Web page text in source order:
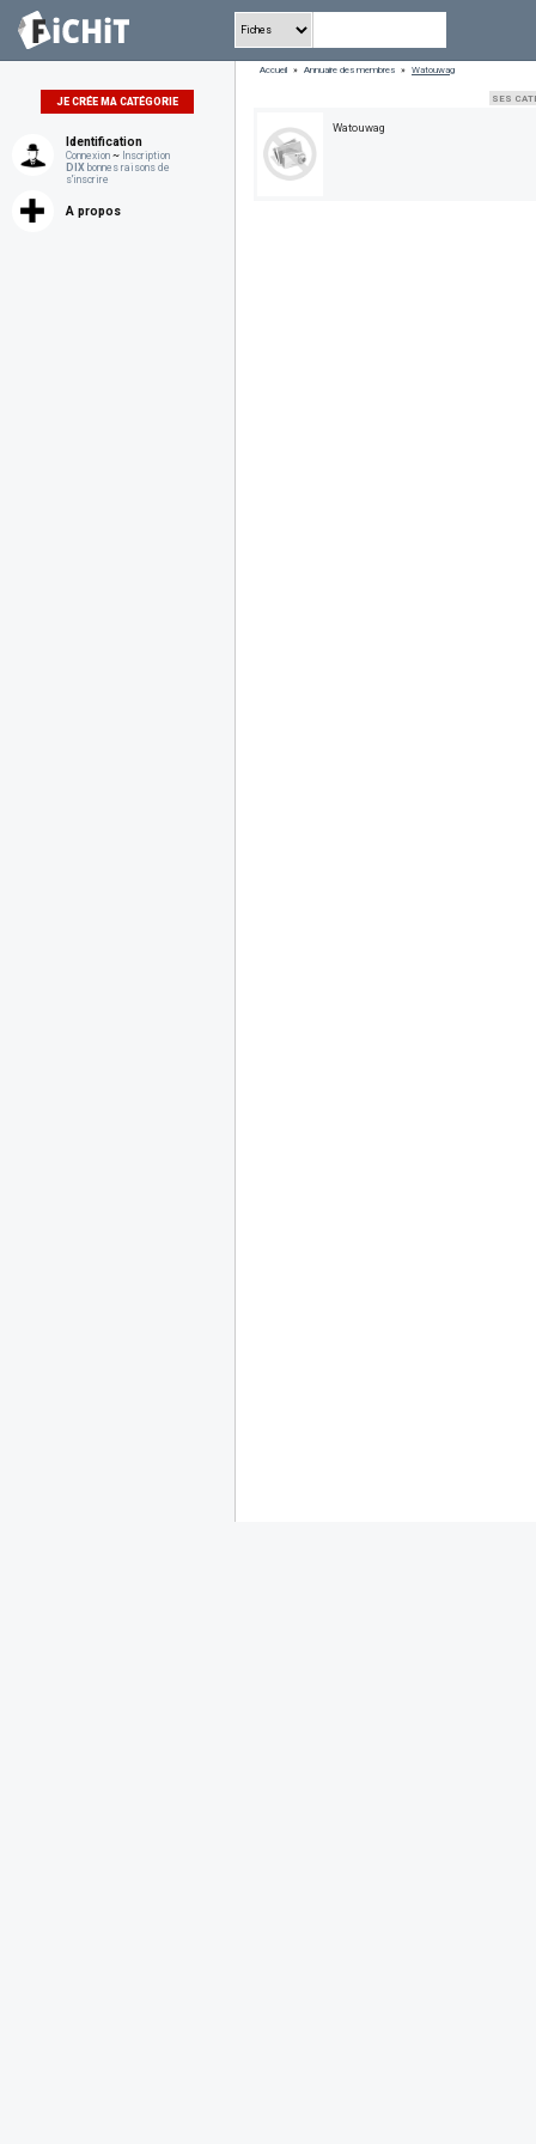
JE CRÉE MA CATÉGORIE
Identification
Connexion ~ Inscription
DIX bonnes raisons de
s'inscrire
A propos
Accueil » Annuaire des membres » Watouwag
SES
Watouwag